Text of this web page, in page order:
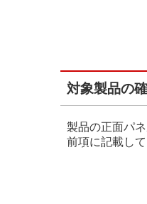
対象製品の
製品の正面パ
前項に記載し